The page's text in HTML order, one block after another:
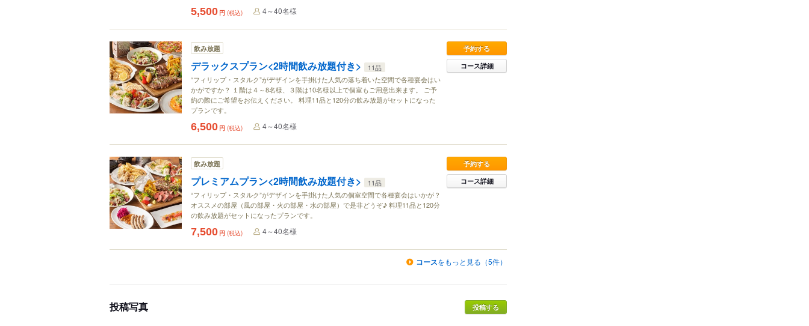
5,500 円 (税込) 4～40名様
飲み放題
デラックスプラン<2時間飲み放題付き>
11品
“フィリップ・スタルク”がデザインを手掛けた人気の落ち着いた空間で各種宴会はい
かがですか？ １階は４～8名様、３階は10名様以上で個室もご用意出来ます。 ご予
約の際にご希望をお伝えください。 料理11品と120分の飲み放題がセットになった
プランです。
予約する
コース詳細
6,500 円 (税込) 4～40名様
飲み放題
プレミアムプラン<2時間飲み放題付き>
11品
“フィリップ・スタルク”がデザインを手掛けた人気の個室空間で各種宴会はいかが？
オススメの部屋（風の部屋・火の部屋・水の部屋）で是非どうぞ♪ 料理11品と120分
の飲み放題がセットになったプランです。
予約する
コース詳細
7,500 円 (税込) 4～40名様
コースをもっと見る（5件）
投稿写真 投稿する